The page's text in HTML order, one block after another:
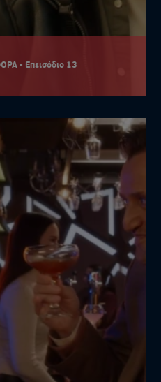
- Επεισόδιο 13